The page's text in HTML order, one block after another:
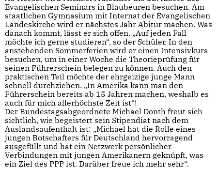
Evangelischen Seminars in Blaubeuren besuchen. Am
staatlichen Gymnasium mit Internat der Evangelischen
Landeskirche wird er nächstes Jahr Abitur machen. Was
danach kommt, lässt er sich offen. „Auf jeden Fall
möchte ich gerne studieren“, so der Schüler. In den
anstehenden Sommerferien wird er einen Intensivkurs
besuchen, um in einer Woche die Theorieprüfung für
seinen Führerschein belegen zu können. Auch den
praktischen Teil möchte der ehrgeizige junge Mann
schnell durchziehen. „In Amerika kann man den
Führerschein bereits ab 15 Jahren machen, weshalb es
auch für mich allerhöchste Zeit ist“!
Der Bundestagsabgeordnete Michael Donth freut sich
sichtlich, wie begeistert sein Stipendiat nach dem
Auslandsaufenthalt ist: „Michael hat die Rolle eines
jungen Botschafters für Deutschland hervorragend
ausgefüllt und hat ein Netzwerk persönlicher
Verbindungen mit jungen Amerikanern geknüpft, was
ein Ziel des PPP ist. Darüber freue ich mehr sehr“.